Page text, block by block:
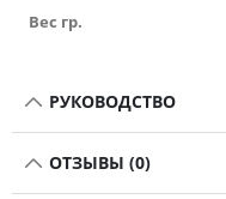
Вес гр.
РУКОВОДСТВО
ОТЗЫВЫ (0)